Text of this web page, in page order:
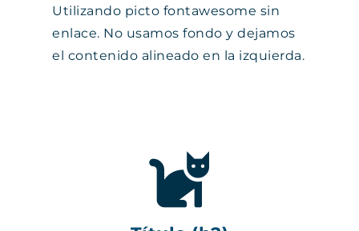
Utilizando picto fontawesome sin
enlace. No usamos fondo y dejamos
el contenido alineado en la izquierda.